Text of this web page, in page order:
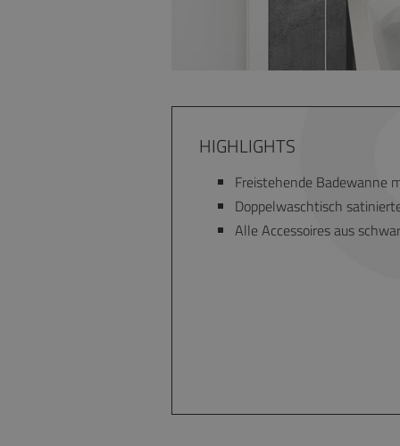
HIGHLIGHTS
Freistehende Badewanne
Doppelwaschtisch
Alle Accessoires aus